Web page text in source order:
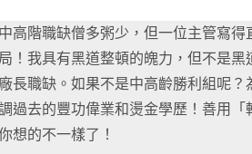
高階職缺僧多粥少，但一位主管寫得
！我具有黑道整頓的魄力，但不是黑
長職缺。如果不是中高齡勝利組呢？
過去的豐功偉業和燙金學歷！善用「
想的不一樣了！